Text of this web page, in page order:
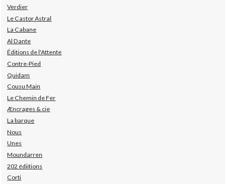
Verdier
Le Castor Astral
La Cabane
Al Dante
Éditions de l'Attente
Contre-Pied
Quidam
Cousu Main
Le Chemin de Fer
Æncrages & cie
La barque
Nous
Unes
Moundarren
202 édiitions
Corti